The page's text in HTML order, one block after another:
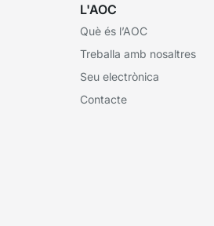
L'AOC
Què és l’AOC
Treballa amb nosaltres
Seu electrònica
Contacte